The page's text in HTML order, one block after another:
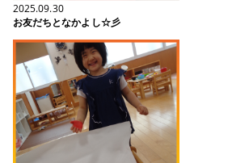
2025.09.30
お友だちとなかよし☆彡